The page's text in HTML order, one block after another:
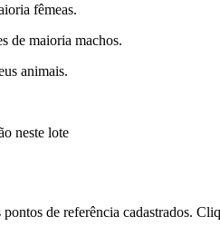
fêmeas.
de maioria machos.
animais.
neste lote
de referência cadastrados.